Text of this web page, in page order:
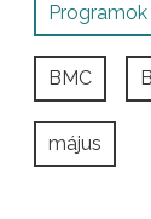
Programok
BMC
május